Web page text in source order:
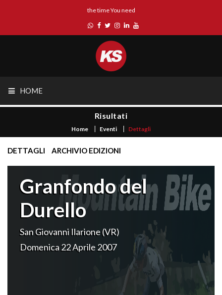
the time You need
HOME
Risultati
Home Eventi Dettagli
DETTAGLI ARCHIVIO EDIZIONI
Granfondo del
Durello
San Giovanni Ilarione (VR)
Domenica 22 Aprile 2007